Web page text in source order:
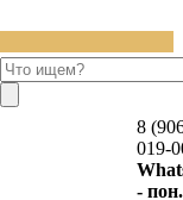
8
019-
-